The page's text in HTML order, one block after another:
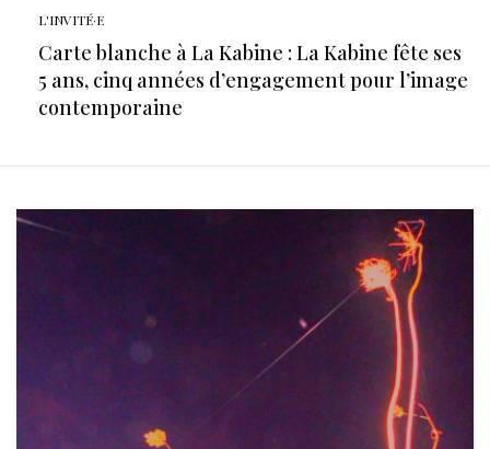
L'INVITÉ·E
Carte blanche à La Kabine : La Kabine fête ses
5 ans, cinq années d’engagement pour l’image
contemporaine